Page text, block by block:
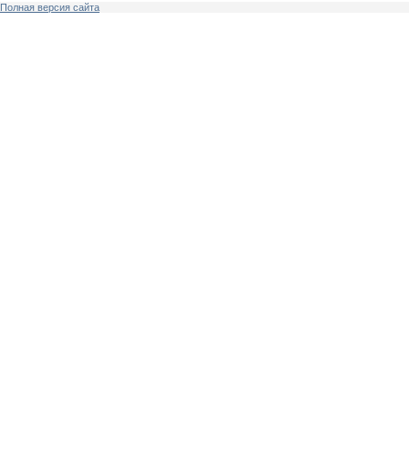
Полная версия сайта